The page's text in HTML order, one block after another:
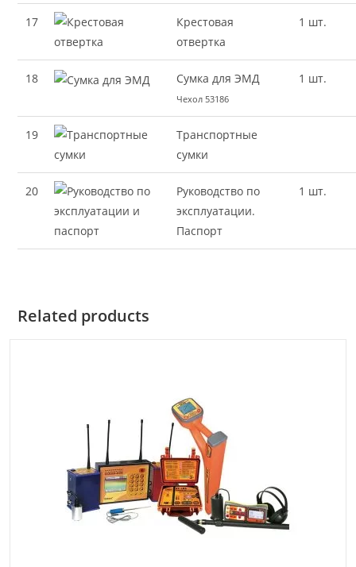
17
Крестовая
отвертка
1 шт.
18 Сумка для ЭМД
Чехол 53186
1 шт.
19
Транспортные
сумки
20
Руководство по
эксплуатации.
Паспорт
1 шт.
Related products